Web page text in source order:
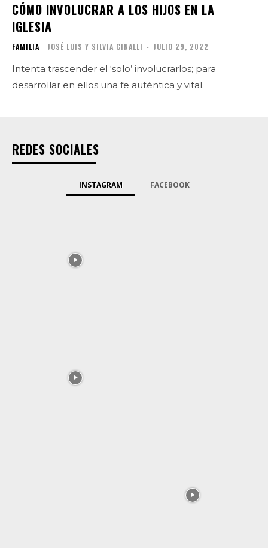
CÓMO INVOLUCRAR A LOS HIJOS EN LA
IGLESIA
FAMILIA JOSÉ LUIS Y SILVIA CINALLI - JULIO 29, 2022
Intenta trascender el ‘solo’ involucrarlos; para
desarrollar en ellos una fe auténtica y vital.
REDES SOCIALES
INSTAGRAM FACEBOOK